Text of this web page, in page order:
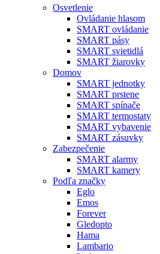
Osvetlenie
Ovládanie hlasom
SMART ovládanie
SMART pásy
SMART svietidlá
SMART žiarovky
Domov
SMART jednotky
SMART prstene
SMART spínače
SMART termostaty
SMART vybavenie
SMART zásuvky
Zabezpečenie
SMART alarmy
SMART kamery
Podľa značky
Eglo
Emos
Forever
Gledopto
Hama
Lambario